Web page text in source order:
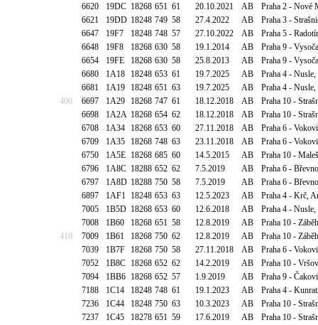
6620
19DC 18268 651 61 20.10.2021 AB
Praha 2 - Nové
6621
19DD 18248 749 58 27.4.2022 AB
Praha 3 -
6647
19F7 18248 748 57 27.10.2022 AB
Praha 5 -
6648
19F8 18268 630 58 19.1.2014 AB
Praha 9 -
6654
19FE 18268 630 58 25.8.2013 AB
Praha 9 -
6680
1A18 18248 653 61 19.7.2025 AB
Praha 4 -
6681
1A19 18248 651 63 19.7.2025 AB
Praha 4 -
400
6697 1A29 18268 747 61 18.12.2018 AB
Praha 10 -
6698
1A2A 18268 654 62 18.12.2018 AB
Praha 10 -
6708
1A34 18268 653 60 27.11.2018 AB
Praha 6 -
6709
1A35 18268 748 63 23.11.2018 AB
Praha 6 -
6750
1A5E 18268 685 60 14.5.2015 AB
Praha 10 -
6796
1A8C 18288 652 62 7.5.2019 AB
Praha 6 -
6797
1A8D 18288 750 58 7.5.2019 AB
Praha 6 -
6897
1AF1 18248 653 63 12.5.2023 AB
Praha 4 - Krč,
7005
1B5D 18268 653 60 12.6.2018 AB
Praha 4 -
7008
1B60 18268 651 58 12.8.2019 AB
Praha 10 -
410
7009 1B61 18268 750 62 12.8.2019 AB
Praha 10 -
7039
1B7F 18268 750 58 27.11.2018 AB
Praha 6 -
7052
1B8C 18268 652 62 14.2.2019 AB
Praha 10 -
7094
1BB6 18268 652 57 1.9.2019 AB
Praha 9 -
7188
1C14 18248 748 61 19.1.2023 AB
Praha 4 -
7236
1C44 18248 750 63 10.3.2023 AB
Praha 10 -
7237
1C45 18278 651 59 17.6.2019 AB
Praha 10 -